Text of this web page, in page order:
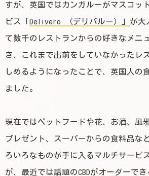
すが、英国ではカンガルーがマスコッ
ビス「 Delivero （デリバルー）」 が大
て数千のレストランからの好きなメニ
き、これまで出前をしていなかったレ
しめるようになったことで、英国人の
ました。
現在ではペットフードや花、お酒、風
プレゼント、スーパーからの食料品な
ろいろなものが手に入るマルチサービ
が、最近では話題のCBDがオーダーで